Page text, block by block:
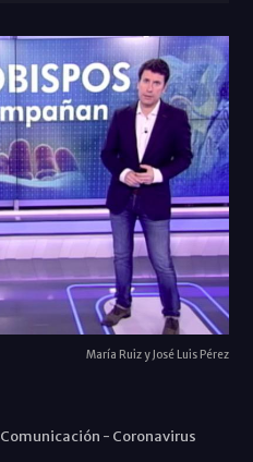
María Ruiz y José Luis Pérez
Comunicación - Coronavirus